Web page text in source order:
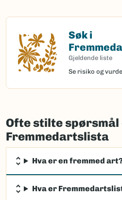
Søk i
Gjeldende liste
Se risiko og
Søk i
Ofte stilte spørsmål
Fremmedartslista
Hva er en fremmed
Hva er